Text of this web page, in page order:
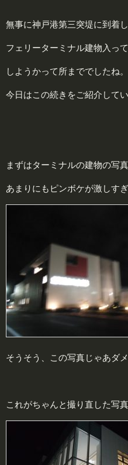
無事に神戸港第三突堤に到着
フェリーターミナル建物入っ
しようかって所まででしたね。
今日はこの続きをご紹介してい
まずはターミナルの建物の写真
あまりにもピンボケが激しす
そうそう、この写真じゃあダ
これがちゃんと撮り直した写